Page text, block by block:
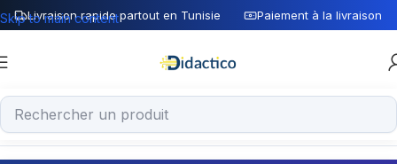
Livraison rapide partout en Tunisie Paiement à la livraison
Skip to main content